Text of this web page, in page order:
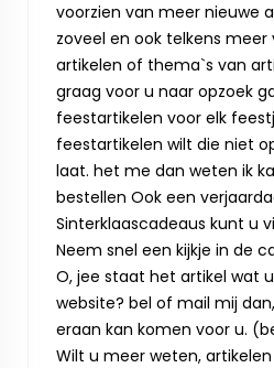
voorzien van meer nieuwe
zoveel en ook telkens
artikelen of thema`s van
graag voor u naar opzoek
feestartikelen voor elk
feestartikelen wilt die niet
laat. het me dan weten ik
bestellen Ook een
Sinterklaascadeaus kunt u
Neem snel een kijkje in de
O, jee staat het artikel wat
website? bel of mail mij
eraan kan komen voor u.
Wilt u meer weten,